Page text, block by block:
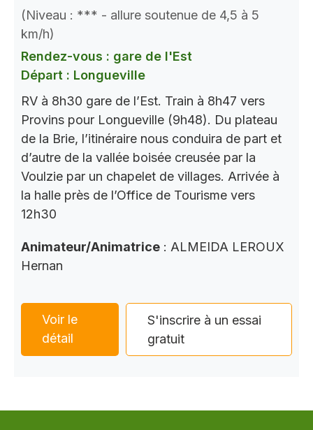
(Niveau : *** - allure soutenue de 4,5 à 5
km/h)
Rendez-vous : gare de l'Est
Départ : Longueville
RV à 8h30 gare de l’Est. Train à 8h47 vers
Provins pour Longueville (9h48). Du plateau
de la Brie, l’itinéraire nous conduira de part et
d’autre de la vallée boisée creusée par la
Voulzie par un chapelet de villages. Arrivée à
la halle près de l’Office de Tourisme vers
12h30
Animateur/Animatrice : ALMEIDA LEROUX
Hernan
Voir le
détail
S'inscrire à un essai
gratuit